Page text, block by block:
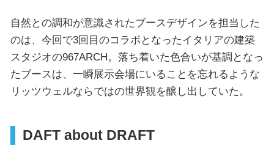
自然との調和が意識されたブースデザインを担当した
のは、今回で3回目のコラボとなったイタリアの建築
スタジオの967ARCH。落ち着いた色合いが基調となっ
たブースは、一瞬展示会場にいることを忘れるような
リッツウェルならではの世界観を醸し出していた。
DAFT about DRAFT